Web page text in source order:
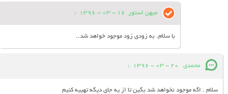
میهن استور 16 - 03 - 1396
:
با سلام. به زودی زود موجود خواهد شد..
محمدی 20 - 03 - 1396
:
سلام . اگه موجود نخواهد شد بگین تا از یه جای دیگه تهییه کنیم